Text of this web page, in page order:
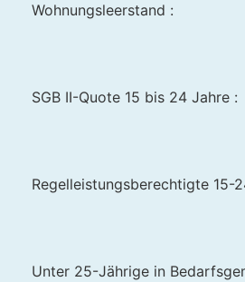
Wohnungsleerstand :
SGB II-Quote 15 bis 24 Jahre :
Regelleistungsberechtigte 15-
Unter 25-Jährige in